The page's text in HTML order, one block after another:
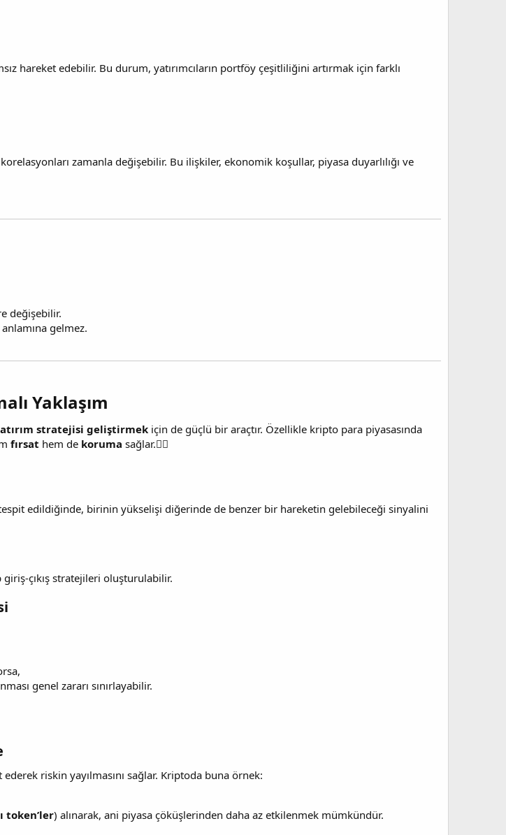
hareket edebilir. Bu durum, yatırımcıların portföy çeşitliliğini artırmak için farklı
zamanla değişebilir. Bu ilişkiler, ekonomik koşullar, piyasa duyarlılığı ve
değişebilir.
gelmez.
Yaklaşım​
stratejisi geliştirmek için de güçlü bir araçtır. Özellikle kripto para piyasasında
fırsat hem de koruma sağlar.
edildiğinde, birinin yükselişi diğerinde de benzer bir hareketin gelebileceği sinyalini
çıkış stratejileri oluşturulabilir.
genel zararı sınırlayabilir.
riskin yayılmasını sağlar. Kriptoda buna örnek:
token’ler) alınarak, ani piyasa çöküşlerinden daha az etkilenmek mümkündür.